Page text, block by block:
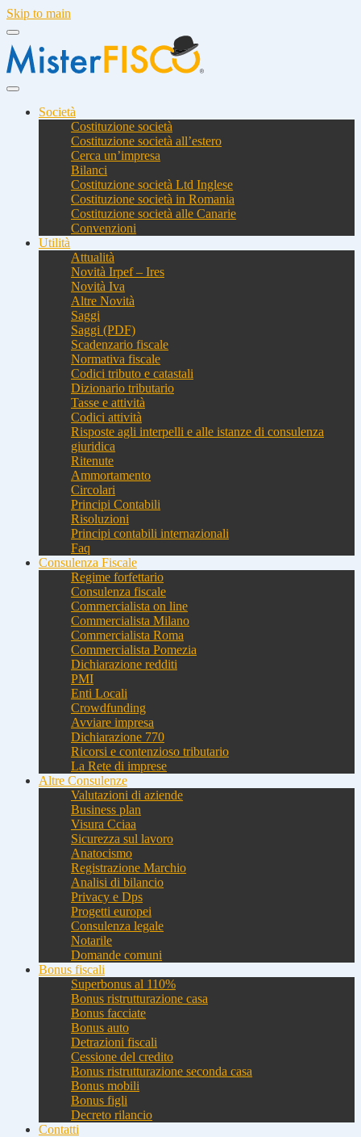
Skip to main
Società
Costituzione società
Costituzione società all’estero
Cerca un’impresa
Bilanci
Costituzione società Ltd Inglese
Costituzione società in Romania
Costituzione società alle Canarie
Convenzioni
Utilità
Attualità
Novità Irpef – Ires
Novità Iva
Altre Novità
Saggi
Saggi (PDF)
Scadenzario fiscale
Normativa fiscale
Codici tributo e catastali
Dizionario tributario
Tasse e attività
Codici attività
Risposte agli interpelli e alle istanze di consulenza
giuridica
Ritenute
Ammortamento
Circolari
Principi Contabili
Risoluzioni
Principi contabili internazionali
Faq
Consulenza Fiscale
Regime forfettario
Consulenza fiscale
Commercialista on line
Commercialista Milano
Commercialista Roma
Commercialista Pomezia
Dichiarazione redditi
PMI
Enti Locali
Crowdfunding
Avviare impresa
Dichiarazione 770
Ricorsi e contenzioso tributario
La Rete di imprese
Altre Consulenze
Valutazioni di aziende
Business plan
Visura Cciaa
Sicurezza sul lavoro
Anatocismo
Registrazione Marchio
Analisi di bilancio
Privacy e Dps
Progetti europei
Consulenza legale
Notarile
Domande comuni
Bonus fiscali
Superbonus al 110%
Bonus ristrutturazione casa
Bonus facciate
Bonus auto
Detrazioni fiscali
Cessione del credito
Bonus ristrutturazione seconda casa
Bonus mobili
Bonus figli
Decreto rilancio
Contatti